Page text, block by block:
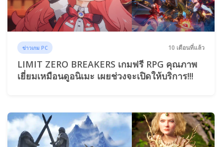
ข่าวเกม PC 10 เดือนที่แล้ว
LIMIT ZERO BREAKERS เกมฟรี RPG คุณภาพ
เยี่ยมเหมือนดูอนิเมะ เผยช่วงจะเปิดให้บริการ!!!